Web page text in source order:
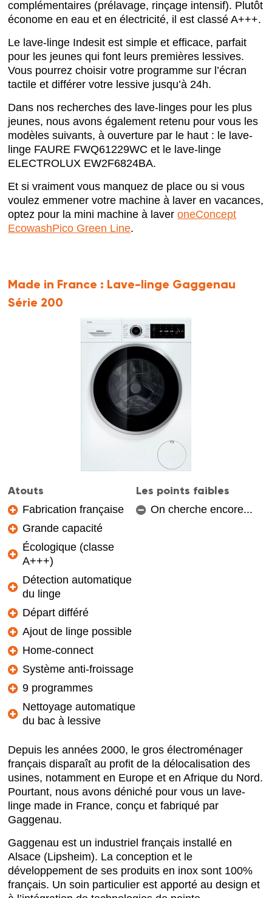
complémentaires (prélavage, rinçage intensif). Plutôt
économe en eau et en électricité, il est classé A+++.
Le lave-linge Indesit est simple et efficace, parfait
pour les jeunes qui font leurs premières lessives.
Vous pourrez choisir votre programme sur l’écran
tactile et différer votre lessive jusqu’à 24h.
Dans nos recherches des lave-linges pour les plus
jeunes, nous avons également retenu pour vous les
modèles suivants, à ouverture par le haut : le lave-
linge FAURE FWQ61229WC et le lave-linge
ELECTROLUX EW2F6824BA.
Et si vraiment vous manquez de place ou si vous
voulez emmener votre machine à laver en vacances,
optez pour la mini machine à laveroneConcept
EcowashPico Green Line.
Made in France : Lave-linge Gaggenau
Série 200
Atouts
Fabrication française
Grande capacité
Écologique (classe
A+++)
Détection automatique
du linge
Départ différé
Ajout de linge possible
Home-connect
Système anti-froissage
9 programmes
Nettoyage automatique
du bac à lessive
Les points faibles
On cherche encore...
Depuis les années 2000, le gros électroménager
français disparaît au profit de la délocalisation des
usines, notamment en Europe et en Afrique du Nord.
Pourtant, nous avons déniché pour vous un lave-
linge made in France, conçu et fabriqué par
Gaggenau.
Gaggenau est un industriel français installé en
Alsace (Lipsheim). La conception et le
développement de ses produits en inox sont 100%
français. Un soin particulier est apporté au design et